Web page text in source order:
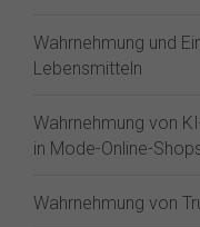
Wahrnehmung und
Lebensmitteln
Wahrnehmung von
in Mode-Online-
Wahrnehmung von